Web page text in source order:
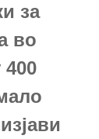
за
во